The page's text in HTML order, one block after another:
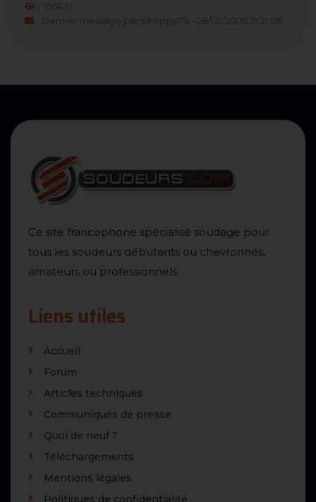
105437
Dernier message par philippe79 - 28/02/2005 19:21:08
Ce site francophone spécialisé soudage pour
tous les soudeurs débutants ou chevronnés,
amateurs ou professionnels.
Liens utiles
Accueil
Forum
Articles techniques
Communiqués de presse
Quoi de neuf ?
Téléchargements
Mentions légales
Politiques de confidentialité